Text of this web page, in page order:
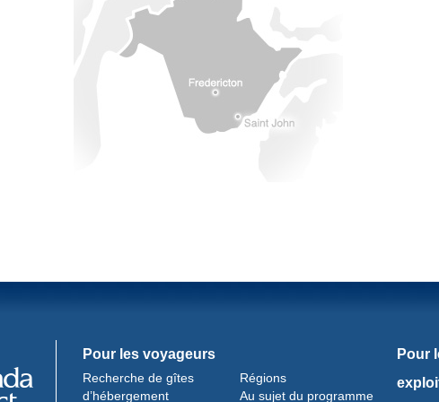
Pour les voyageurs
Recherche de gîtes
d’hébergement
Régions
Au sujet du programme
Pour